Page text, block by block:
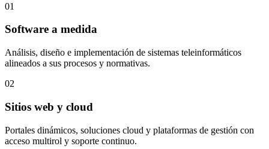
01
Software a medida
Análisis, diseño e implementación de sistemas teleinformáticos
alineados a sus procesos y normativas.
02
Sitios web y cloud
Portales dinámicos, soluciones cloud y plataformas de gestión con
acceso multirol y soporte continuo.